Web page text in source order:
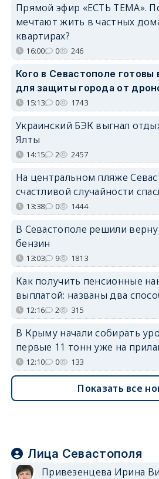
Прямой эфир «ЕСТЬ ТЕМА».
мечтают жить в частных
квартирах?
16:00 0 246
Кого в Севастополе готовы
для защиты города от
15:13 0 1743
Украинский БЭК выгнал
Ялты
14:15 2 2457
На центральном пляже
счастливой случайности
13:38 0 1444
В Севастополе решили
бензин
13:03 9 1813
Как получить пенсионные
выплатой: названы два
12:16 2 315
В Крыму начали собирать
первые 11 тонн уже на
12:10 0 133
Показать все
Лица Севастополя
Привезенцева Ирина